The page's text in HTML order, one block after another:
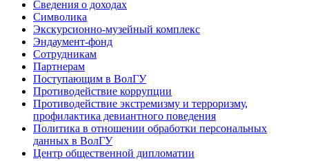
Сведения о доходах
Символика
Экскурсионно-музейный комплекс
Эндаумент-фонд
Сотрудникам
Партнерам
Поступающим в ВолГУ
Противодействие коррупции
Противодействие экстремизму и терроризму,
профилактика девиантного поведения
Политика в отношении обработки персональных
данных в ВолГУ
Центр общественной дипломатии